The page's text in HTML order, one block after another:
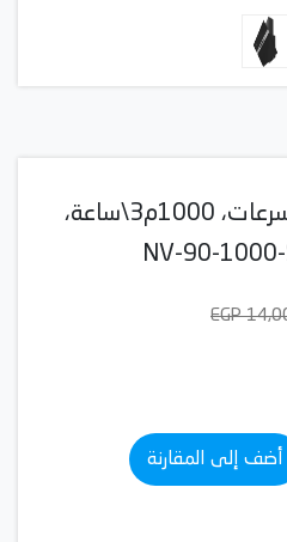
شفاط بلت ان هانز، 3 سرعات، 1000م3\ساعة،
14,000
أضف إلى المقارنة